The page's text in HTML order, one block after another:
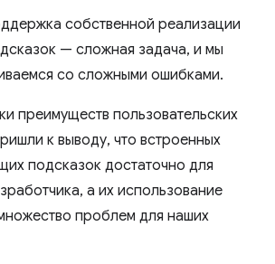
собственной реализации
— сложная задача, и мы
со сложными ошибками.
преимуществ пользовательских
к выводу, что встроенных
подсказок достаточно для
а их использование
проблем для наших